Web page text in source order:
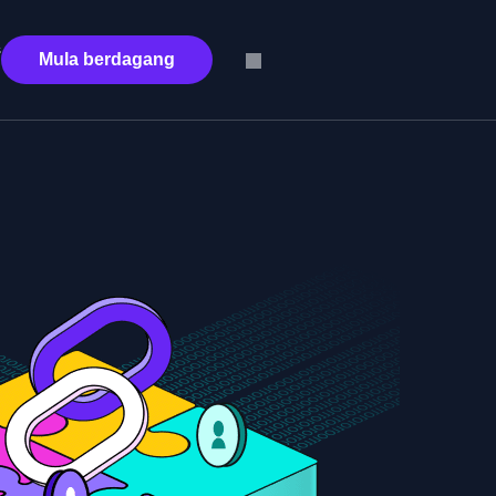
Mula berdagang